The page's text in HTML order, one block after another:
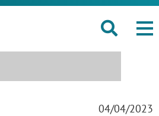
04/04/2023